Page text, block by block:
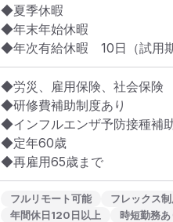
◆夏季休暇
◆年末年始休暇
◆年次有給休暇　10日（試用
◆労災、雇用保険、社会保険
◆研修費補助制度あり
◆インフルエンザ予防接種補
◆定年60歳
◆再雇用65歳まで
フルリモート可能 フレックス
年間休日120日以上
時短勤務あ